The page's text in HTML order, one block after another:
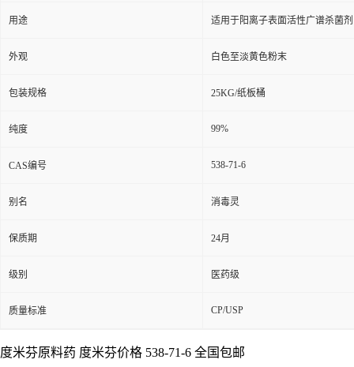
用途 适用于阳离子表面活性广谱杀菌剂
外观 白色至淡黄色粉末
包装规格 25KG/纸板桶
纯度 99%
CAS编号 538-71-6
别名 消毒灵
保质期 24月
级别 医药级
质量标准 CP/USP
度米芬原料药 度米芬价格 538-71-6 全国包邮